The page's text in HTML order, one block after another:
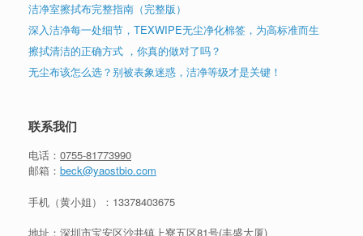
洁净室擦拭布完整指南（完整版）
深入洁净每一处细节，TEXWIPE无尘净化棉签，为高标准而生
擦拭清洁的正确方式 ，你真的做对了吗？
无尘布该怎么选？别被表象迷惑，洁净等级才是关键！
联系我们
电话： 0755-81773990
邮箱： beck@yaostbio.com
手机（黄小姐）： 13378403675
地址：深圳市宝安区沙井镇上寮五区81号(丰盛大厦)